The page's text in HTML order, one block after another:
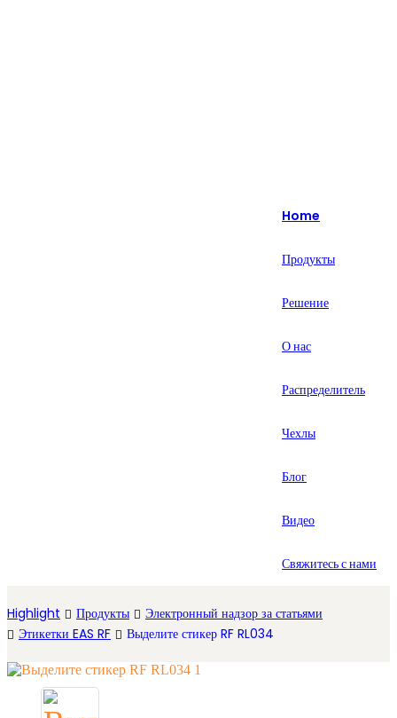
русский
Español
Home
Продукты
Решение
О нас
Распределитель
Чехлы
Блог
Видео
Свяжитесь с нами
Highlight Продукты
Электронный надзор за статьями
Этикетки EAS RF
Выделите стикер RF RL034